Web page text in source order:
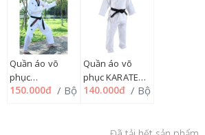
Quần áo võ
phục
TAEKWONDO
150.000đ / Bộ
Quần áo võ
phục KARATEDO
BUFFALO vải
140.000đ / Bộ